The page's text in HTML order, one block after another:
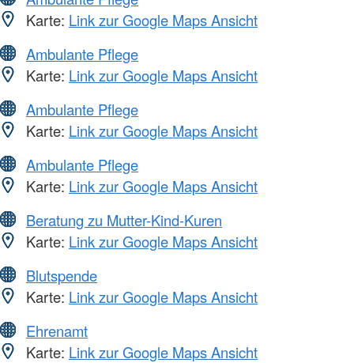
Karte: Link zur Google Maps Ansicht
Ambulante Pflege
Karte: Link zur Google Maps Ansicht
Ambulante Pflege
Karte: Link zur Google Maps Ansicht
Ambulante Pflege
Karte: Link zur Google Maps Ansicht
Beratung zu Mutter-Kind-Kuren
Karte: Link zur Google Maps Ansicht
Blutspende
Karte: Link zur Google Maps Ansicht
Ehrenamt
Karte: Link zur Google Maps Ansicht